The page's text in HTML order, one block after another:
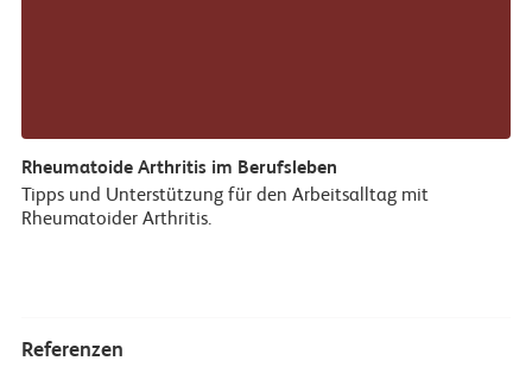
Rheumatoide Arthritis im Berufsleben
Tipps und Unterstützung für den Arbeitsalltag mit
Rheumatoider Arthritis.
Referenzen